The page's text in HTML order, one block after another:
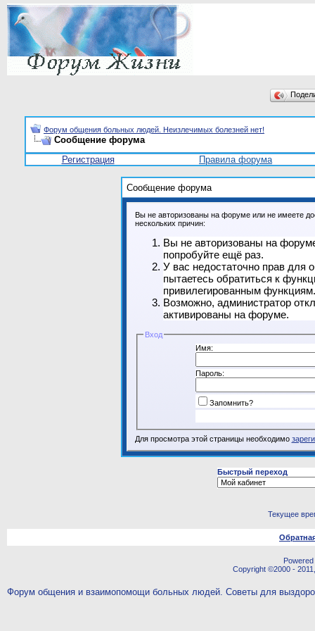
Форум общения больных людей. Неизлечимых болезней нет!
Сообщение форума
Регистрация
Правила форума
Сообщение форума
Вы не авторизованы на форуме или не имеете
нескольких причин:
Вы не авторизованы на
попробуйте ещё раз.
У вас недостаточно прав для
пытаетесь обратиться к
привилегированным функциям.
Возможно, администратор
активированы на форуме.
Вход
Имя:
Пароль:
Запомнить?
Для просмотра этой страницы необходимо
Быстрый переход
Текущее
Copyright ©2000 -
Форум общения и взаимопомощи больных людей. Советы для